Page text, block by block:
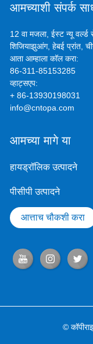
आमच्याशी संपर्क
12 वा मजला, ईस्ट न्यू
शिजियाझुआंग, हेबई प्रांत,
आता आम्हाला कॉल करा:
86-311-85153285
व्हाट्सएप:
+ 86-13930198031
info@cntopa.com
आमच्या मागे या
हायड्रॉलिक उत्पादने
पीसीपी उत्पादने
आत्ताच चौकशी करा
©